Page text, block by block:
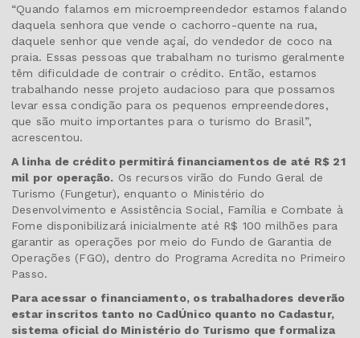
“Quando falamos em microempreendedor estamos falando
daquela senhora que vende o cachorro-quente na rua,
daquele senhor que vende açaí, do vendedor de coco na
praia. Essas pessoas que trabalham no turismo geralmente
têm dificuldade de contrair o crédito. Então, estamos
trabalhando nesse projeto audacioso para que possamos
levar essa condição para os pequenos empreendedores,
que são muito importantes para o turismo do Brasil”,
acrescentou.
A linha de crédito permitirá financiamentos de até R$ 21
mil por operação. Os recursos virão do Fundo Geral de
Turismo (Fungetur), enquanto o Ministério do
Desenvolvimento e Assistência Social, Família e Combate à
Fome disponibilizará inicialmente até R$ 100 milhões para
garantir as operações por meio do Fundo de Garantia de
Operações (FGO), dentro do Programa Acredita no Primeiro
Passo.
Para acessar o financiamento, os trabalhadores deverão
estar inscritos tanto no CadÚnico quanto no Cadastur,
sistema oficial do Ministério do Turismo que formaliza